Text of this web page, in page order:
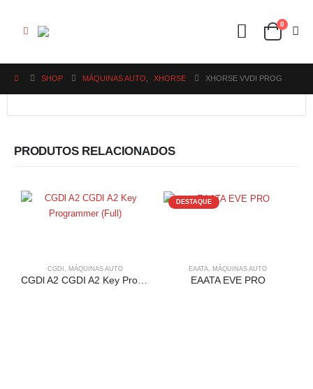
0
SHOP MÁQUINAS AUTO XHORSE XHORSE VVDI PROG
PRODUTOS RELACIONADOS
CGDI MÁQUINAS AUTO
DESTAQUE
EAATA MÁQUINAS AUTO
EAATA EVE PRO